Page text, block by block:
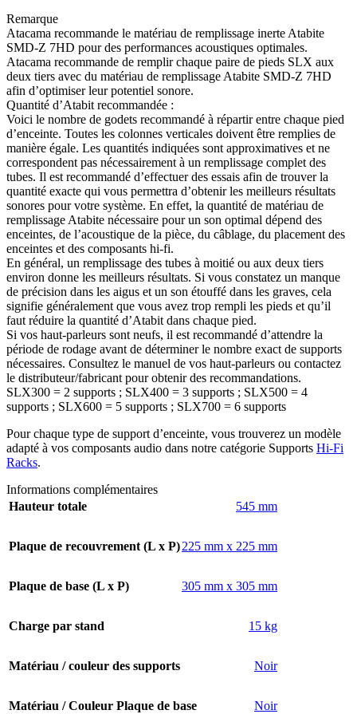
Remarque
Atacama recommande le matériau de remplissage inerte Atabite
SMD-Z 7HD pour des performances acoustiques optimales.
Atacama recommande de remplir chaque paire de pieds SLX aux
deux tiers avec du matériau de remplissage Atabite SMD-Z 7HD
afin d’optimiser leur potentiel sonore.
Quantité d’Atabit recommandée :
Voici le nombre de godets recommandé à répartir entre chaque pied
d’enceinte. Toutes les colonnes verticales doivent être remplies de
manière égale. Les quantités indiquées sont approximatives et ne
correspondent pas nécessairement à un remplissage complet des
tubes. Il est recommandé d’effectuer des essais afin de trouver la
quantité exacte qui vous permettra d’obtenir les meilleurs résultats
sonores pour votre système. En effet, la quantité de matériau de
remplissage Atabite nécessaire pour un son optimal dépend des
enceintes, de l’acoustique de la pièce, du câblage, du placement des
enceintes et des composants hi-fi.
En général, un remplissage des tubes à moitié ou aux deux tiers
environ donne les meilleurs résultats. Si vous constatez un manque
de précision dans les aigus et un son étouffé dans les graves, cela
signifie généralement que vous avez trop rempli les pieds et qu’il
faut réduire la quantité d’Atabit dans chaque pied.
Si vos haut-parleurs sont neufs, il est recommandé d’attendre la
période de rodage avant de déterminer le nombre exact de supports
nécessaires. Consultez le manuel de vos haut-parleurs ou contactez
le distributeur/fabricant pour obtenir des recommandations.
SLX300 = 2 supports ; SLX400 = 3 supports ; SLX500 = 4
supports ; SLX600 = 5 supports ; SLX700 = 6 supports
Pour chaque type de support d’enceinte, vous trouverez un modèle
adapté à vos composants audio dans notre catégorie Supports Hi-Fi
Racks.
Informations complémentaires
Hauteur totale
545 mm
Plaque de recouvrement (L x P)225 mm x 225 mm
Plaque de base (L x P) 305 mm x 305 mm
Charge par stand 15 kg
Matériau / couleur des supports Noir
Matériau / Couleur Plaque de base
Noir